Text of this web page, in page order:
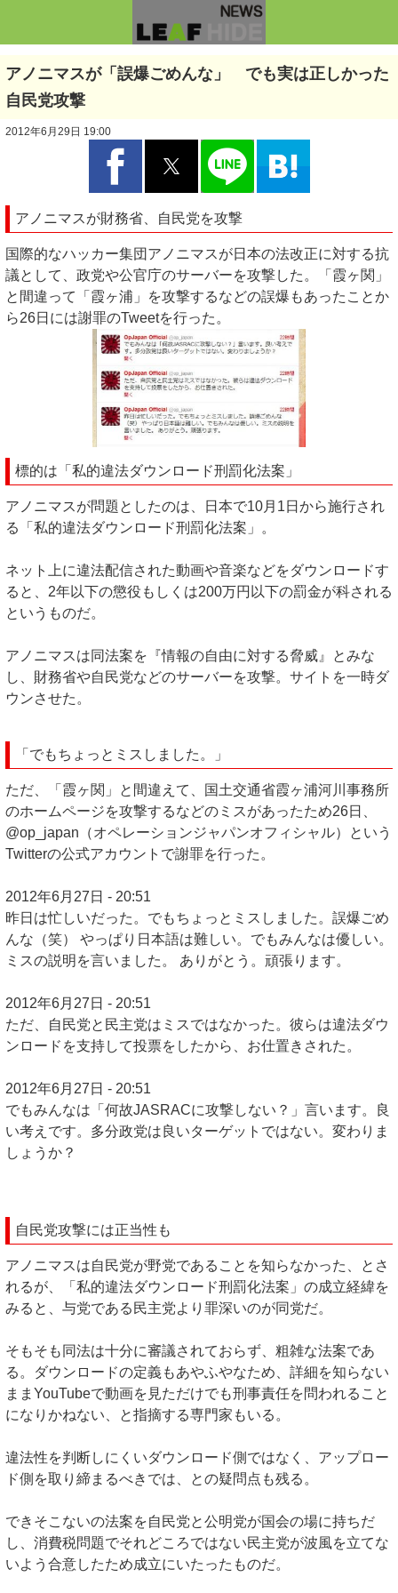
アノニマスが「誤爆ごめんな」 でも実は正しかった
自民党攻撃
2012年6月29日 19:00
アノニマスが財務省、自民党を攻撃
国際的なハッカー集団アノニマスが日本の法改正に対する抗
議として、政党や公官庁のサーバーを攻撃した。「霞ヶ関」
と間違って「霞ヶ浦」を攻撃するなどの誤爆もあったことか
ら26日には謝罪のTweetを行った。
標的は「私的違法ダウンロード刑罰化法案」
アノニマスが問題としたのは、日本で10月1日から施行され
る「私的違法ダウンロード刑罰化法案」。
ネット上に違法配信された動画や音楽などをダウンロードす
ると、2年以下の懲役もしくは200万円以下の罰金が科される
というものだ。
アノニマスは同法案を『情報の自由に対する脅威』とみな
し、財務省や自民党などのサーバーを攻撃。サイトを一時ダ
ウンさせた。
「でもちょっとミスしました。」
ただ、「霞ヶ関」と間違えて、国土交通省霞ヶ浦河川事務所
のホームページを攻撃するなどのミスがあったため26日、
@op_japan（オペレーションジャパンオフィシャル）という
Twitterの公式アカウントで謝罪を行った。
2012年6月27日 - 20:51
昨日は忙しいだった。でもちょっとミスしました。誤爆ごめ
んな（笑） やっぱり日本語は難しい。でもみんなは優しい。
ミスの説明を言いました。 ありがとう。頑張ります。
2012年6月27日 - 20:51
ただ、自民党と民主党はミスではなかった。彼らは違法ダウ
ンロードを支持して投票をしたから、お仕置きされた。
2012年6月27日 - 20:51
でもみんなは「何故JASRACに攻撃しない？」言います。良
い考えです。多分政党は良いターゲットではない。変わりま
しょうか？
自民党攻撃には正当性も
アノニマスは自民党が野党であることを知らなかった、とさ
れるが、「私的違法ダウンロード刑罰化法案」の成立経緯を
みると、与党である民主党より罪深いのが同党だ。
そもそも同法は十分に審議されておらず、粗雑な法案であ
る。ダウンロードの定義もあやふやなため、詳細を知らない
ままYouTubeで動画を見ただけでも刑事責任を問われること
になりかねない、と指摘する専門家もいる。
違法性を判断しにくいダウンロード側ではなく、アップロー
ド側を取り締まるべきでは、との疑問点も残る。
できそこないの法案を自民党と公明党が国会の場に持ちだ
し、消費税問題でそれどころではない民主党が波風を立てな
いよう合意したため成立にいたったものだ。